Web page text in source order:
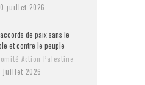
juillet 2026
de paix sans le
et contre le peuple
Action Palestine
juillet 2026